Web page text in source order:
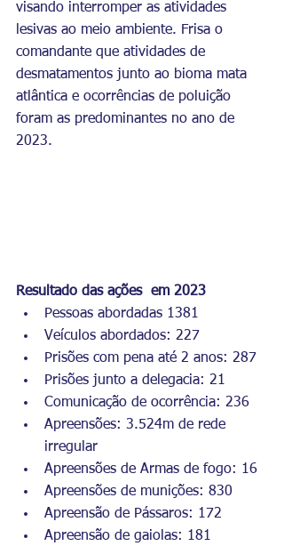
visando interromper as atividades
lesivas ao meio ambiente. Frisa o
comandante que atividades de
desmatamentos junto ao bioma mata
atlântica e ocorrências de poluição
foram as predominantes no ano de
2023.
Resultado das ações  em 2023
Pessoas abordadas 1381
Veículos abordados: 227
Prisões com pena até 2 anos: 287
Prisões junto a delegacia: 21
Comunicação de ocorrência: 236
Apreensões: 3.524m de rede
irregular
Apreensões de Armas de fogo: 16
Apreensões de munições: 830
Apreensão de Pássaros: 172
Apreensão de gaiolas: 181